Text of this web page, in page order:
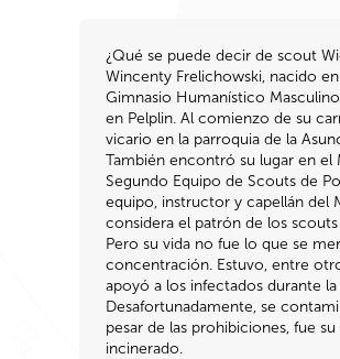
¿Qué se puede decir de scout
Wincenty Frelichowski, nacido
Gimnasio Humanístico
en Pelplin. Al comienzo de su
vicario en la parroquia de la
También encontró su lugar en
Segundo Equipo de Scouts de
equipo, instructor y capellán del
considera el patrón de los
Pero su vida no fue lo que se
concentración. Estuvo, entre
apoyó a los infectados durante
Desafortunadamente, se
pesar de las prohibiciones, fue
incinerado.